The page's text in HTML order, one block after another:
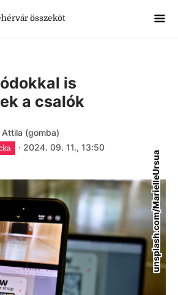
összeköt
is
a csalók
(gomba)
· 2024. 09. 11., 13:50
unsplash.com/MarielleUrsua